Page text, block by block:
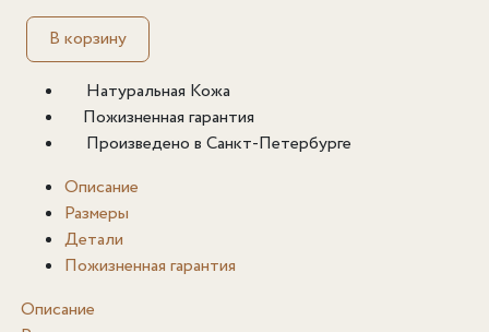
В корзину
Натуральная Кожа
Пожизненная гарантия
Произведено в Санкт-Петербурге
Описание
Размеры
Детали
Пожизненная гарантия
Описание